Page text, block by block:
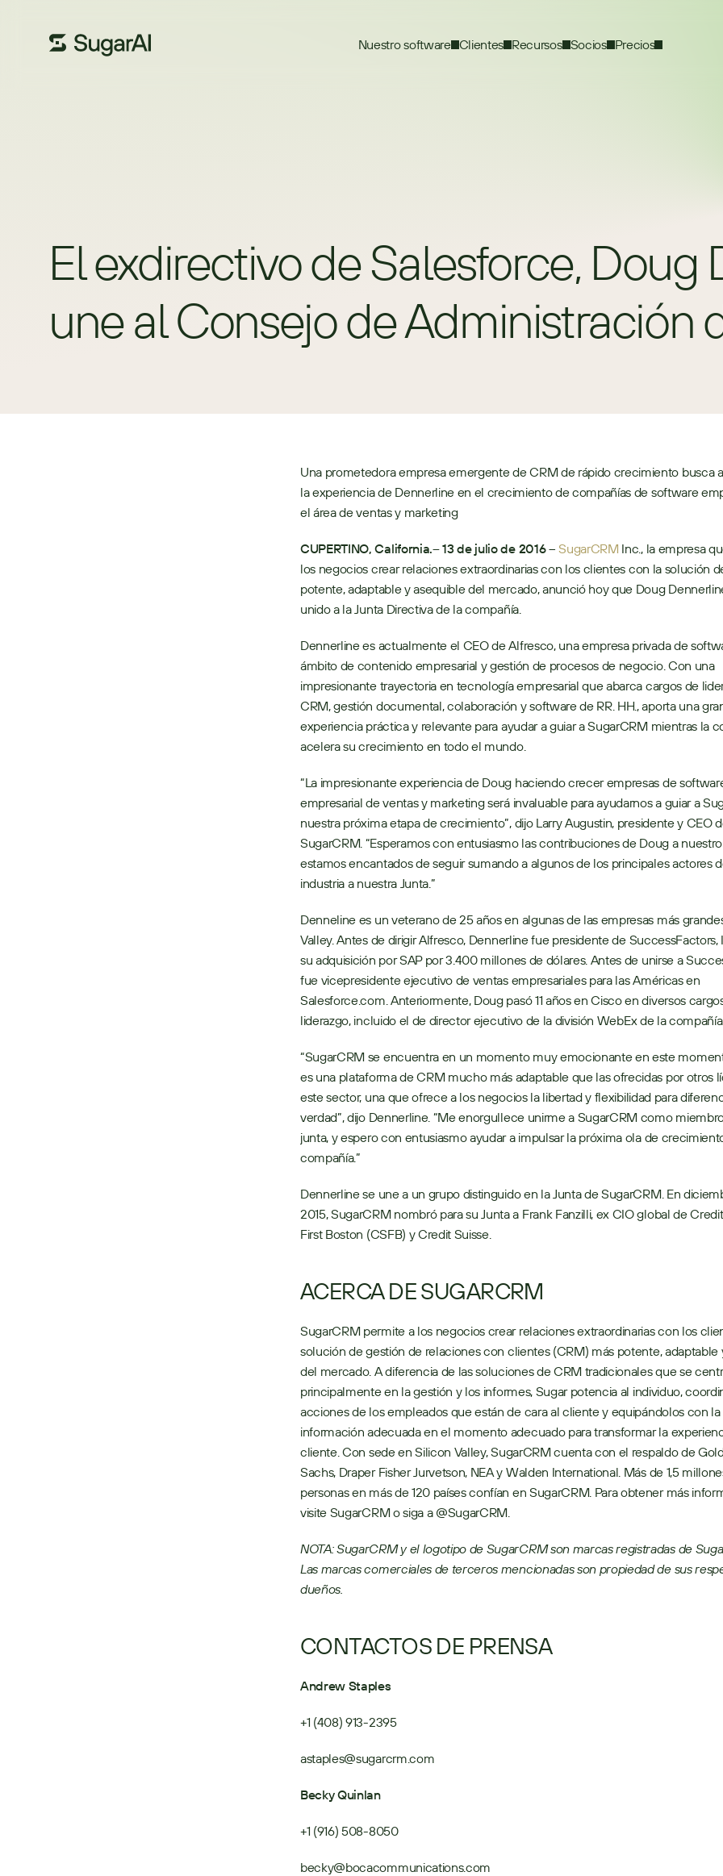
Nuestro software Clientes Recursos Socios Precios
El exdirectivo de Salesforce, Doug
une al Consejo de Administración
Una prometedora empresa emergente de CRM de rápido crecimiento busca
la experiencia de Dennerline en el crecimiento de compañías de software
el área de ventas y marketing
CUPERTINO, California.– 13 de julio de 2016 – SugarCRM Inc., la empresa
los negocios crear relaciones extraordinarias con los clientes con la solución
potente, adaptable y asequible del mercado, anunció hoy que Doug
unido a la Junta Directiva de la compañía.
Dennerline es actualmente el CEO de Alfresco, una empresa privada de
ámbito de contenido empresarial y gestión de procesos de negocio. Con una
impresionante trayectoria en tecnología empresarial que abarca cargos de
CRM, gestión documental, colaboración y software de RR. HH., aporta una
experiencia práctica y relevante para ayudar a guiar a SugarCRM mientras la
acelera su crecimiento en todo el mundo.
“La impresionante experiencia de Doug haciendo crecer empresas de
empresarial de ventas y marketing será invaluable para ayudarnos a guiar a
nuestra próxima etapa de crecimiento”, dijo Larry Augustin, presidente y CEO
SugarCRM. “Esperamos con entusiasmo las contribuciones de Doug a
estamos encantados de seguir sumando a algunos de los principales actores
industria a nuestra Junta.”
Denneline es un veterano de 25 años en algunas de las empresas más
Valley. Antes de dirigir Alfresco, Dennerline fue presidente de SuccessFactors,
su adquisición por SAP por 3.400 millones de dólares. Antes de unirse a
fue vicepresidente ejecutivo de ventas empresariales para las Américas en
Salesforce.com. Anteriormente, Doug pasó 11 años en Cisco en diversos
liderazgo, incluido el de director ejecutivo de la división WebEx de la
“SugarCRM se encuentra en un momento muy emocionante en este
es una plataforma de CRM mucho más adaptable que las ofrecidas por otros
este sector, una que ofrece a los negocios la libertad y flexibilidad para
verdad”, dijo Dennerline. “Me enorgullece unirme a SugarCRM como
junta, y espero con entusiasmo ayudar a impulsar la próxima ola de
compañía.”
Dennerline se une a un grupo distinguido en la Junta de SugarCRM. En
2015, SugarCRM nombró para su Junta a Frank Fanzilli, ex CIO global de
First Boston (CSFB) y Credit Suisse.
ACERCA DE SUGARCRM
SugarCRM permite a los negocios crear relaciones extraordinarias con los
solución de gestión de relaciones con clientes (CRM) más potente, adaptable
del mercado. A diferencia de las soluciones de CRM tradicionales que se
principalmente en la gestión y los informes, Sugar potencia al individuo,
acciones de los empleados que están de cara al cliente y equipándolos con la
información adecuada en el momento adecuado para transformar la
cliente. Con sede en Silicon Valley, SugarCRM cuenta con el respaldo de
Sachs, Draper Fisher Jurvetson, NEA y Walden International. Más de 1,5
personas en más de 120 países confían en SugarCRM. Para obtener más
visite SugarCRM o siga a @SugarCRM.
NOTA: SugarCRM y el logotipo de SugarCRM son marcas registradas de
Las marcas comerciales de terceros mencionadas son propiedad de sus
dueños.
CONTACTOS DE PRENSA
Andrew Staples
+1 (408) 913-2395
astaples@sugarcrm.com
Becky Quinlan
+1 (916) 508-8050
becky@bocacommunications.com